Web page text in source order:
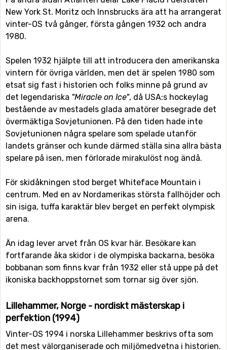
New York St. Moritz och Innsbrucks ära att ha arrangerat
vinter-OS två gånger, första gången 1932 och andra
1980.
Spelen 1932 hjälpte till att introducera den amerikanska
vintern för övriga världen, men det är spelen 1980 som
etsat sig fast i historien och folks minne på grund av
det legendariska "Miracle on Ice", då USA:s hockeylag
bestående av mestadels glada amatörer besegrade det
övermäktiga Sovjetunionen. På den tiden hade inte
Sovjetunionen några spelare som spelade utanför
landets gränser och kunde därmed ställa sina allra bästa
spelare på isen, men förlorade mirakulöst nog ändå.
För skidåkningen stod berget Whiteface Mountain i
centrum. Med en av Nordamerikas största fallhöjder och
sin isiga, tuffa karaktär blev berget en perfekt olympisk
arena.
Än idag lever arvet från OS kvar här. Besökare kan
fortfarande åka skidor i de olympiska backarna, besöka
bobbanan som finns kvar från 1932 eller stå uppe på det
ikoniska backhoppstornet som tornar sig över sjön.
Lillehammer, Norge - nordiskt mästerskap i
perfektion (1994)
Vinter-OS 1994 i norska Lillehammer beskrivs ofta som
det mest välorganiserade och miljömedvetna i historien.